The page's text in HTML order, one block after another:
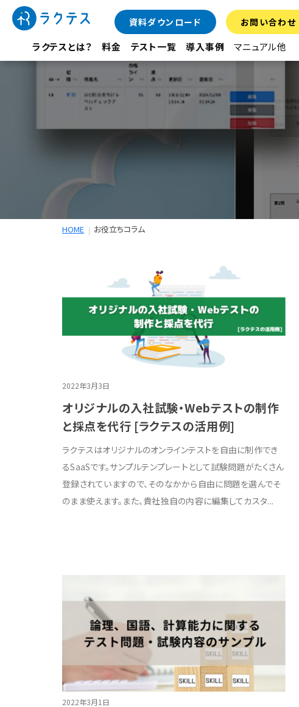
ラクテスとは？ 料金 テスト一覧 導入事例 マニュアル他
資料ダウンロード お問い合わせ
HOME お役立ちコラム
2022年3月3日
オリジナルの入社試験・Webテストの制作
と採点を代行 [ラクテスの活用例]
ラクテスはオリジナルのオンラインテストを自由に制作でき
るSaaSです。サンプルテンプレートとして試験問題がたくさん
登録されていますので、そのなかから自由に問題を選んでそ
のまま使えます。また、貴社独自の内容に編集してカスタ...
2022年3月1日